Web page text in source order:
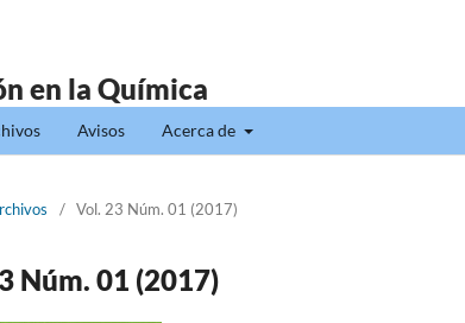
en la Química
Avisos Acerca de
/ Vol. 23 Núm. 01 (2017)
Núm. 01 (2017)